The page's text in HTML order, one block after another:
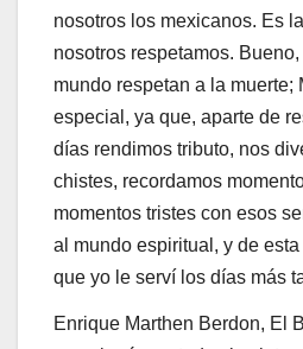
nosotros los mexicanos. Es
nosotros respetamos.
mundo respetan a la muerte;
especial, ya que, aparte de
días rendimos tributo, nos
chistes, recordamos
momentos tristes con esos
al mundo espiritual, y de
que yo le serví los días más
Enrique Marthen Berdon, El